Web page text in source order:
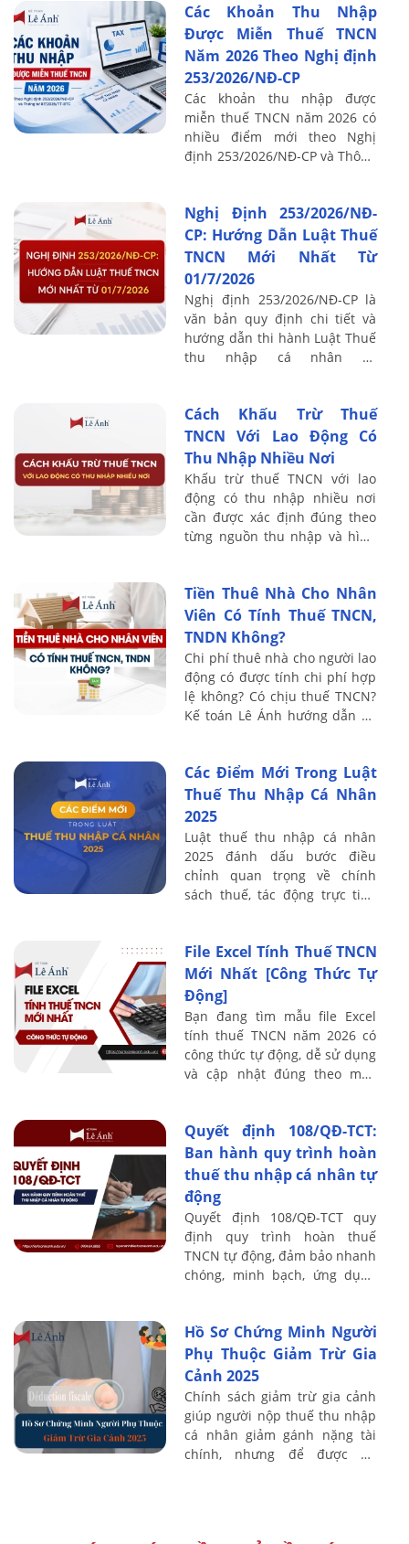
Các Khoản Thu Nhập
Được Miễn Thuế TNCN
Năm 2026 Theo Nghị định
253/2026/NĐ-CP
Các khoản thu nhập được
miễn thuế TNCN năm 2026 có
nhiều điểm mới theo Nghị
định 253/2026/NĐ-CP và Thông
đến quá trình ...
Nghị Định 253/2026/NĐ-
CP: Hướng Dẫn Luật Thuế
TNCN Mới Nhất Từ
01/7/2026
Nghị định 253/2026/NĐ-CP là
văn bản quy định chi tiết và
hướng dẫn thi hành Luật Thuế
thu nhập cá nhân số
định ...
Cách Khấu Trừ Thuế
TNCN Với Lao Động Có
Thu Nhập Nhiều Nơi
Khấu trừ thuế TNCN với lao
động có thu nhập nhiều nơi
cần được xác định đúng theo
từng nguồn thu nhập và hình
áp dụng, ...
Tiền Thuê Nhà Cho Nhân
Viên Có Tính Thuế TNCN,
TNDN Không?
Chi phí thuê nhà cho người lao
động có được tính chi phí hợp
lệ không? Có chịu thuế TNCN?
Kế toán Lê Ánh hướng dẫn xử
Các Điểm Mới Trong Luật
Thuế Thu Nhập Cá Nhân
2025
Luật thuế thu nhập cá nhân
2025 đánh dấu bước điều
chỉnh quan trọng về chính
sách thuế, tác động trực tiếp
nghiệp. Các sửa ...
File Excel Tính Thuế TNCN
Mới Nhất [Công Thức Tự
Động]
Bạn đang tìm mẫu file Excel
tính thuế TNCN năm 2026 có
công thức tự động, dễ sử dụng
và cập nhật đúng theo mức
toán – nhân ...
Quyết định 108/QĐ-TCT:
Ban hành quy trình hoàn
thuế thu nhập cá nhân tự
động
Quyết định 108/QĐ-TCT quy
định quy trình hoàn thuế
TNCN tự động, đảm bảo nhanh
chóng, minh bạch, ứng dụng
Hồ Sơ Chứng Minh Người
Phụ Thuộc Giảm Trừ Gia
Cảnh 2025
Chính sách giảm trừ gia cảnh
giúp người nộp thuế thu nhập
cá nhân giảm gánh nặng tài
chính, nhưng để được áp